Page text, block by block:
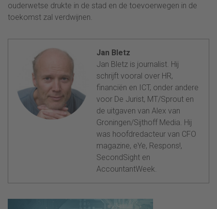
ouderwetse drukte in de stad en de toevoerwegen in de
toekomst zal verdwijnen.
Jan Bletz
Jan Bletz is journalist. Hij
schrijft vooral over HR,
financiën en ICT, onder andere
voor De Jurist, MT/Sprout en
de uitgaven van Alex van
Groningen/Sijthoff Media. Hij
was hoofdredacteur van CFO
magazine, eYe, Respons!,
SecondSight en
AccountantWeek.